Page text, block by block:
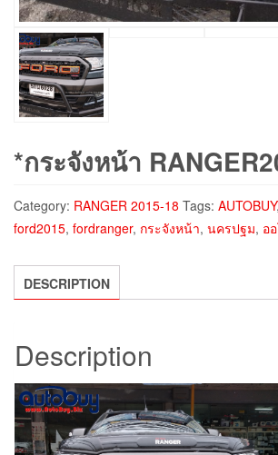
*กระจังหน้า
Category: RANGER 2015-18 Tags: AUTOBUY,
ford2015, fordranger, กระจังหน้า, นครปฐม, อ
DESCRIPTION
Description